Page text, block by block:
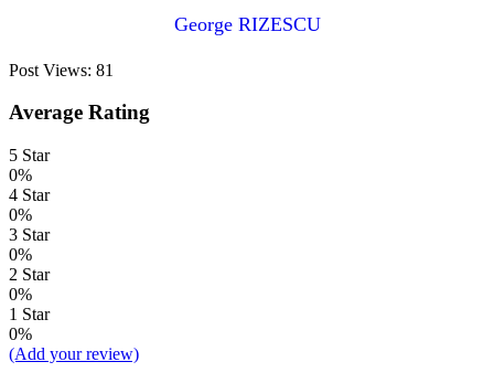
George RIZESCU
Post Views: 81
Average Rating
5 Star
0%
4 Star
0%
3 Star
0%
2 Star
0%
1 Star
0%
(Add your review)